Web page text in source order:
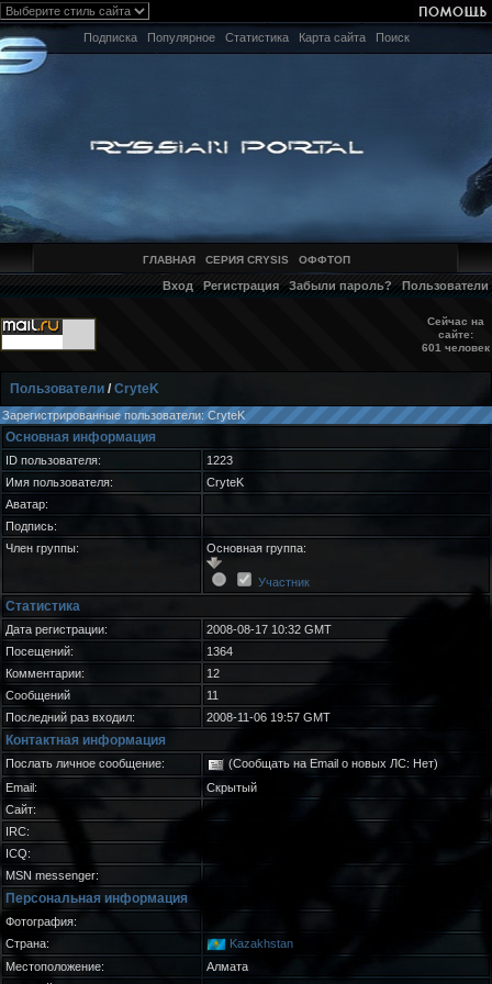
Подписка Популярное Статистика Карта сайта Поиск
ГЛАВНАЯ СЕРИЯ CRYSIS ОФФТОП
Вход Регистрация Забыли пароль? Пользователи
Сейчас на
сайте:
601 человек
Пользователи /CryteK
Зарегистрированные пользователи: CryteK
Основная информация
ID пользователя:
1223
Имя пользователя:
CryteK
Аватар:
Подпись:
Член группы:
Основная группа:
Участник
Статистика
Дата регистрации:
2008-08-17 10:32 GMT
Посещений:
1364
Комментарии:
12
Сообщений
11
Последний раз входил:
2008-11-06 19:57 GMT
Контактная информация
Послать личное сообщение:
(Сообщать на Email о новых ЛС: Нет)
Email:
Скрытый
Сайт:
IRC:
ICQ:
MSN messenger:
Персональная информация
Фотография:
Страна:
Kazakhstan
Местоположение:
Алмата